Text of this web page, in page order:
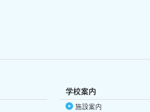
学校案内
施設案内